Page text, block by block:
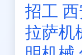
招工
拉萨机